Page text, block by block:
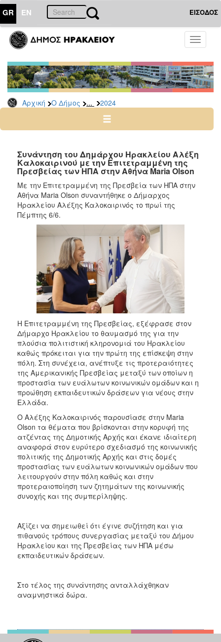
GR EN ΕΙΣΟΔΟΣ
Toggle
Αρχική Ο Δήμος ... 2024
ΔΗΜΟΣ
Δελτία
Τύπου
Αρχείο
2026
2024
2022
2021
2020
2019
2018
2017
2015
2013
2012
2011
2010
2006
ΤΟΠΟΣ
ΠΟΛΙΤΙΣΜΟΣ
ΑΝΘΕΚΤΙΚΗ
ΠΟΛΗ
Συνάντηση του Δημάρχου Ηρακλείου Αλέξη
Καλοκαιρινού με την Επιτετραμμένη της
Πρεσβείας των ΗΠΑ στην Αθήνα Maria Olson
Με την Επιτετραμμένη της Πρεσβεία των ΗΠΑ στην
Αθήνα Maria Olson συναντήθηκε ο Δήμαρχος
Ηρακλείου Αλέξης Καλοκαιρινός το πρωί της
Πέμπτης 6/6.
Η Επιτετραμμένη της Πρεσβείας, εξέφρασε στον
Δήμαρχο Ηρακλείου το θαυμασμό της για την
πλούσια πολιτιστική κληρονομιά του Ηρακλείου
καθώς πρόκειται για την πρώτη της επίσκεψη στην
πόλη. Στη συνέχεια, ανέπτυξε τις προτεραιότητες
της Αμερικανικής Πρεσβείας μεταξύ των οποίων η
προστασία των ευάλωτων κοινωνικών ομάδων και η
προώθηση εκπαιδευτικών δράσεων για νέους στην
Ελλάδα.
Ο Αλέξης Καλοκαιρινός παρουσίασε στην Maria
Olson τα θέματα που βρίσκονται στην κορυφή της
ατζέντας της Δημοτικής Αρχής και έκανε ιδιαίτερη
αναφορά στον ευρύτερο σχεδιασμό της κοινωνικής
πολιτικής της Δημοτικής Αρχής και στις δομές
προστασίας των ευάλωτων κοινωνικών ομάδων που
λειτουργούν στην πόλη καθώς και στην
προτεραιοποίηση των ζητημάτων της κοινωνικής
συνοχής και της συμπερίληψης.
Αξίζει να σημειωθεί ότι έγινε συζήτηση και για
πιθανούς τρόπους συνεργασίας μεταξύ του Δήμου
Ηρακλείου και της Πρεσβείας των ΗΠΑ μέσω
εκπαιδευτικών δράσεων.
Στο τέλος της συνάντησης ανταλλάχθηκαν
αναμνηστικά δώρα.